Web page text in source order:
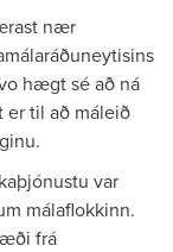
nær
hægt sé að ná
er til að máleið
var
málaflokkinn.
frá